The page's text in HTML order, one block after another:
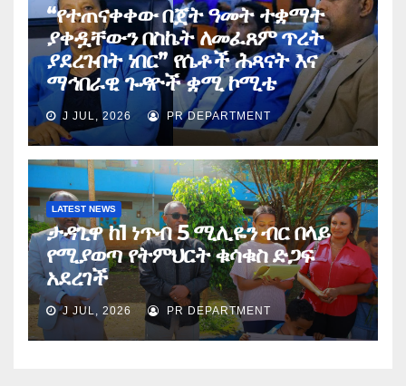
“የተጠናቀቀው በጀት ዓመት ተቋማት
ያቀዷቸውን በስኬት ለመፈጸም ጥረት
ያደረጉበት ነበር” የሴቶች ሕጻናት እና
ማኅበራዊ ጉዳዮች ቋሚ ኮሚቴ
J JUL, 2026 PR DEPARTMENT
LATEST NEWS
ታዳጊዋ ከ1 ነጥብ 5 ሚሊዬን ብር በላይ
የሚያወጣ የትምህርት ቁሳቁስ ድጋፍ
አደረገች
J JUL, 2026 PR DEPARTMENT